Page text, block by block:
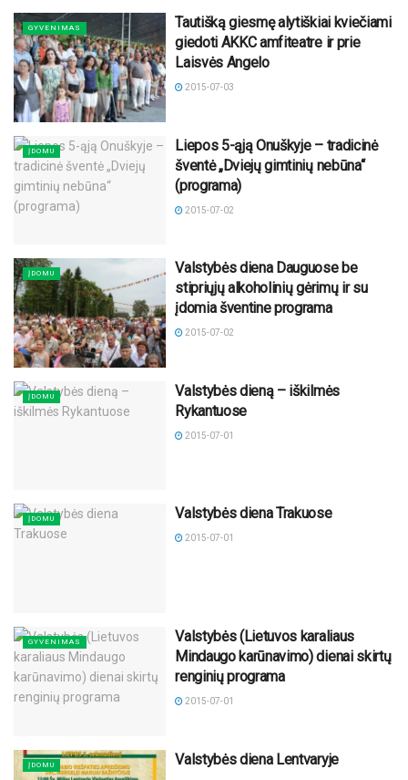
GYVENIMAS
Tautišką giesmę alytiškiai kviečiami
giedoti AKKC amfiteatre ir prie
Laisvės Angelo
2015-07-03
ĮDOMU
Liepos 5-ąją Onuškyje – tradicinė
šventė „Dviejų gimtinių nebūna“
(programa)
2015-07-02
ĮDOMU
Valstybės diena Dauguose be
stipriųjų alkoholinių gėrimų ir su
įdomia šventine programa
2015-07-02
ĮDOMU
Valstybės dieną – iškilmės
Rykantuose
2015-07-01
ĮDOMU Valstybės diena Trakuose
2015-07-01
GYVENIMAS
Valstybės (Lietuvos karaliaus
Mindaugo karūnavimo) dienai skirtų
renginių programa
2015-07-01
ĮDOMU Valstybės diena Lentvaryje